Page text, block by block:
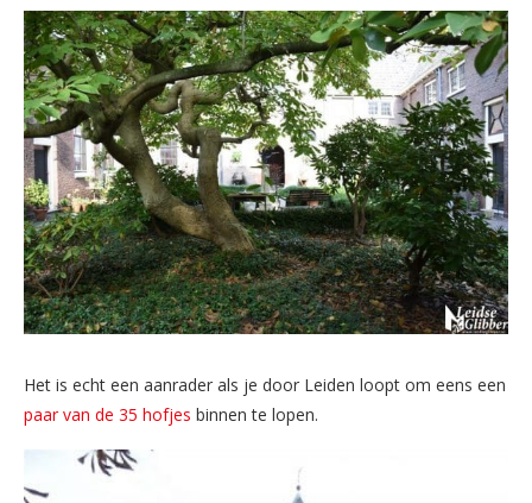
Het is echt een aanrader als je door Leiden loopt om eens een
paar van de 35 hofjes binnen te lopen.